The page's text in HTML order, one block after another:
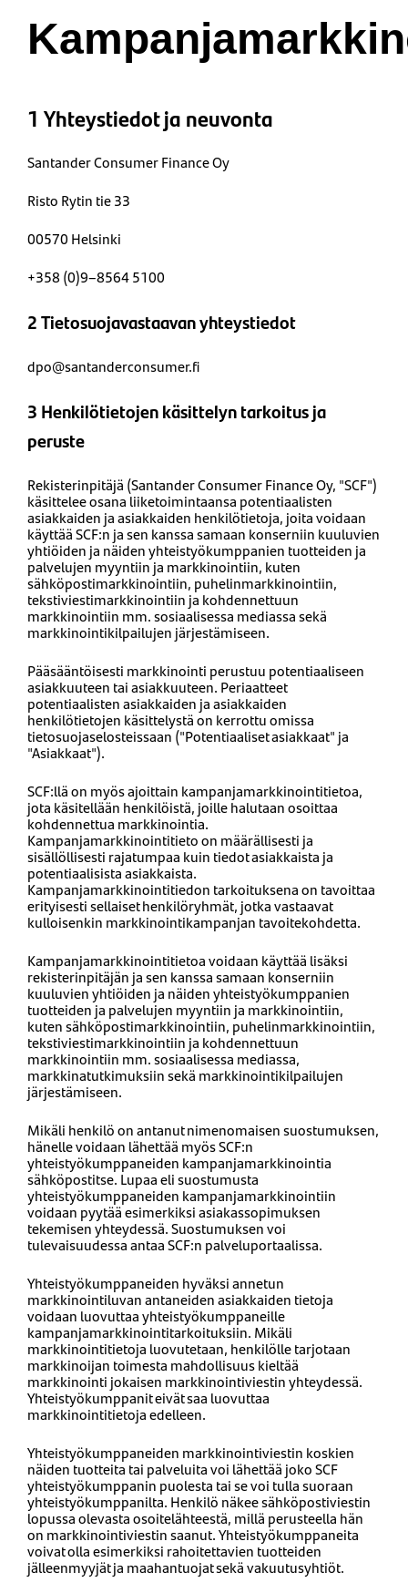
1 Yhteystiedot ja neuvonta
Santander Consumer Finance Oy
Risto Rytin tie 33
00570 Helsinki
+358 (0)9​–8564 5100
2 Tietosuojavastaavan yhteystiedot
dpo@santanderconsumer.fi
3 Henkilötietojen käsittelyn tarkoitus ja
peruste
Rekisterinpitäjä (Santander Consumer Finance Oy, "SCF")
käsittelee osana liiketoimintaansa potentiaalisten
asiakkaiden ja asiakkaiden henkilötietoja, joita voidaan
käyttää SCF:n ja sen kanssa samaan konserniin kuuluvien
yhtiöiden ja näiden yhteistyökumppanien tuotteiden ja
palvelujen myyntiin ja markkinointiin, kuten
sähköpostimarkkinointiin, puhelinmarkkinointiin,
tekstiviestimarkkinointiin ja kohdennettuun
markkinointiin mm. sosiaalisessa mediassa sekä
markkinointikilpailujen järjestämiseen.
Pääsääntöisesti markkinointi perustuu potentiaaliseen
asiakkuuteen tai asiakkuuteen. Periaatteet
potentiaalisten asiakkaiden ja asiakkaiden
henkilötietojen käsittelystä on kerrottu omissa
tietosuojaselosteissaan ("Potentiaaliset asiakkaat" ja
"Asiakkaat").
SCF:llä on myös ajoittain kampanjamarkkinointitietoa,
jota käsitellään henkilöistä, joille halutaan osoittaa
kohdennettua markkinointia.
Kampanjamarkkinointitieto on määrällisesti ja
sisällöllisesti rajatumpaa kuin tiedot asiakkaista ja
potentiaalisista asiakkaista.
Kampanjamarkkinointitiedon tarkoituksena on tavoittaa
erityisesti sellaiset henkilöryhmät, jotka vastaavat
kulloisenkin markkinointikampanjan tavoitekohdetta.
Kampanjamarkkinointitietoa voidaan käyttää lisäksi
rekisterinpitäjän ja sen kanssa samaan konserniin
kuuluvien yhtiöiden ja näiden yhteistyökumppanien
tuotteiden ja palvelujen myyntiin ja markkinointiin,
kuten sähköpostimarkkinointiin, puhelinmarkkinointiin,
tekstiviestimarkkinointiin ja kohdennettuun
markkinointiin mm. sosiaalisessa mediassa,
markkinatutkimuksiin sekä markkinointikilpailujen
järjestämiseen.
Mikäli henkilö on antanut nimenomaisen suostumuksen,
hänelle voidaan lähettää myös SCF:n
yhteistyökumppaneiden kampanjamarkkinointia
sähköpostitse. Lupaa eli suostumusta
yhteistyökumppaneiden kampanjamarkkinointiin
voidaan pyytää esimerkiksi asiakassopimuksen
tekemisen yhteydessä. Suostumuksen voi
tulevaisuudessa antaa SCF:n palveluportaalissa.
Yhteistyökumppaneiden hyväksi annetun
markkinointiluvan antaneiden asiakkaiden tietoja
voidaan luovuttaa yhteistyökumppaneille
kampanjamarkkinointitarkoituksiin. Mikäli
markkinointitietoja luovutetaan, henkilölle tarjotaan
markkinoijan toimesta mahdollisuus kieltää
markkinointi jokaisen markkinointiviestin yhteydessä.
Yhteistyökumppanit eivät saa luovuttaa
markkinointitietoja edelleen.
Yhteistyökumppaneiden markkinointiviestin koskien
näiden tuotteita tai palveluita voi lähettää joko SCF
yhteistyökumppanin puolesta tai se voi tulla suoraan
yhteistyökumppanilta. Henkilö näkee sähköpostiviestin
lopussa olevasta osoitelähteestä, millä perusteella hän
on markkinointiviestin saanut. Yhteistyökumppaneita
voivat olla esimerkiksi rahoitettavien tuotteiden
jälleenmyyjät ja maahantuojat sekä vakuutusyhtiöt.